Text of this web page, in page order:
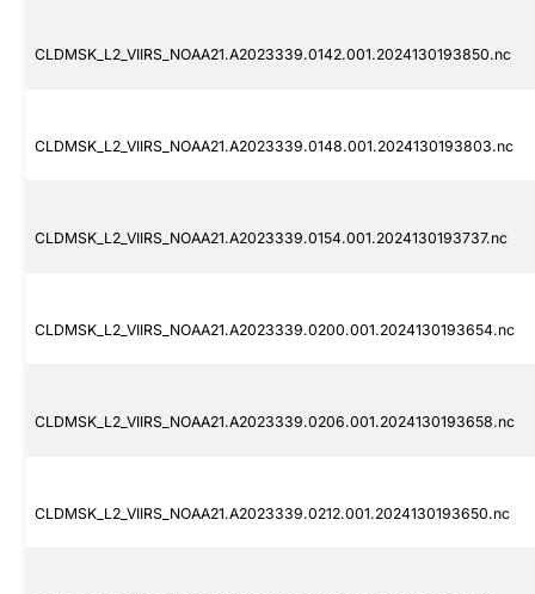
CLDMSK_L2_VIIRS_NOAA21.A2023339.0142.001.2024130193850.nc
CLDMSK_L2_VIIRS_NOAA21.A2023339.0148.001.2024130193803.nc
CLDMSK_L2_VIIRS_NOAA21.A2023339.0154.001.2024130193737.nc
CLDMSK_L2_VIIRS_NOAA21.A2023339.0200.001.2024130193654.nc
CLDMSK_L2_VIIRS_NOAA21.A2023339.0206.001.2024130193658.nc
CLDMSK_L2_VIIRS_NOAA21.A2023339.0212.001.2024130193650.nc